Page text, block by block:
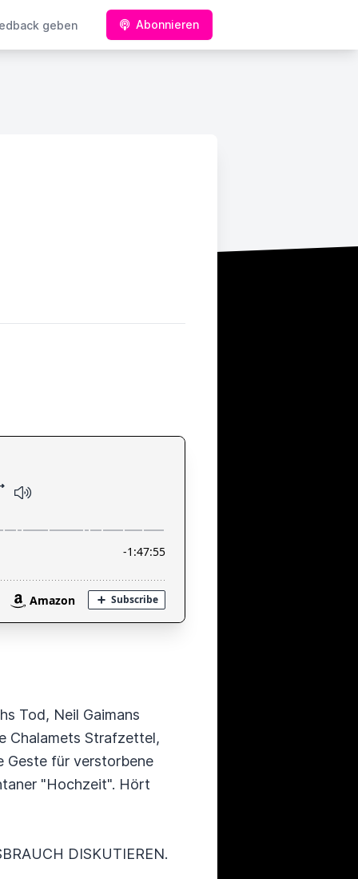
geben Abonnieren
Tod, Neil Gaimans
Chalamets Strafzettel,
Geste für verstorbene
"Hochzeit". Hört
DISKUTIEREN.